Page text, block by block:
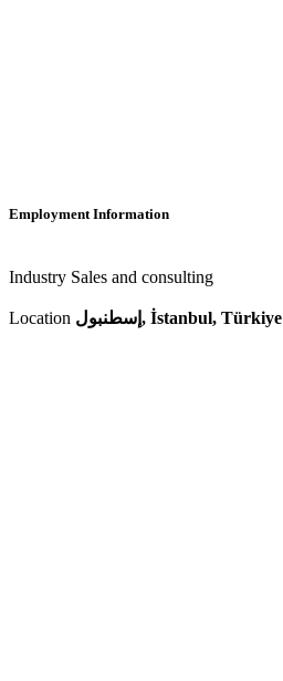
Employment Information
Industry Sales and consulting
Location إسطنبول, İstanbul, Türkiye